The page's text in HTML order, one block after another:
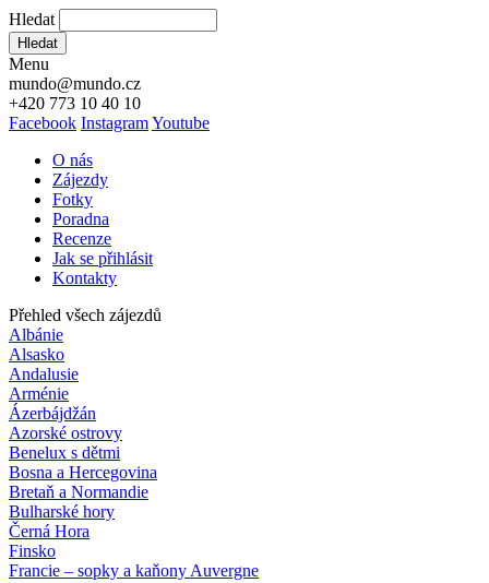
Hledat
Hledat
Menu
mundo@mundo.cz
+420 773 10 40 10
Facebook InstagramYoutube
O nás
Zájezdy
Fotky
Poradna
Recenze
Jak se přihlásit
Kontakty
Přehled všech zájezdů
Albánie
Alsasko
Andalusie
Arménie
Ázerbájdžán
Azorské ostrovy
Benelux s dětmi
Bosna a Hercegovina
Bretaň a Normandie
Bulharské hory
Černá Hora
Finsko
Francie – sopky a kaňony Auvergne